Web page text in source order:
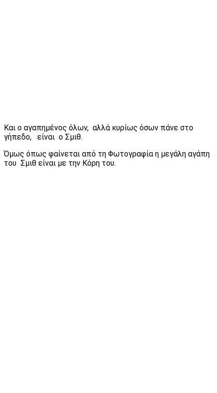
Και ο αγαπημένος όλων, αλλά κυρίως όσων πάνε στο
γήπεδο, είναι ο Σμιθ.
Όμως όπως φαίνεται από τη Φωτογραφία η μεγάλη αγάπη
του Σμιθ είναι με την Κόρη του.